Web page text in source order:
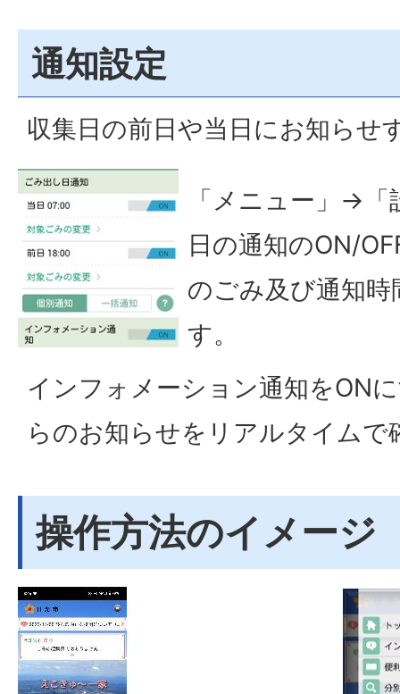
通知設定
収集日の前日や当日にお知らせ
「メニュー」→
日の通知のON/
のごみ及び通知
す。
インフォメーション通知をON
らのお知らせをリアルタイムで
操作方法のイメージ